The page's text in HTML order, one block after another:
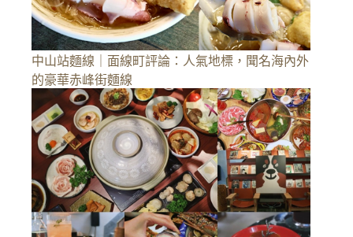
中山站麵線｜面線町評論：人氣地標，聞名海內外
的豪華赤峰街麵線